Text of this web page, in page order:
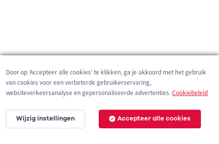
2 km
Door op 'Accepteer alle cookies' te klikken, ga je akkoord met het gebruik
van cookies voor een verbeterde gebruikerservaring,
websiteverkeersanalyse en gepersonaliseerde advertenties.Cookiebeleid
Wijzig instellingen Accepteer alle cookies